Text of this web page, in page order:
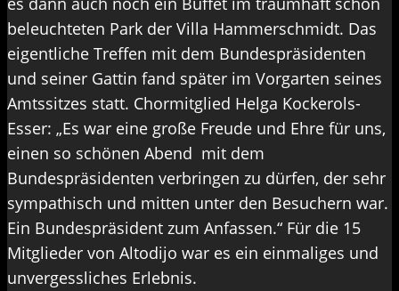
beleuchteten Park der Villa Hammerschmidt. Das
eigentliche Treffen mit dem Bundespräsidenten
und seiner Gattin fand später im Vorgarten seines
Amtssitzes statt. Chormitglied Helga Kockerols-
Esser: „Es war eine große Freude und Ehre für uns,
einen so schönen Abend mit dem
Bundespräsidenten verbringen zu dürfen, der sehr
sympathisch und mitten unter den Besuchern war.
Ein Bundespräsident zum Anfassen.“ Für die 15
Mitglieder von Altodijo war es ein einmaliges und
unvergessliches Erlebnis.